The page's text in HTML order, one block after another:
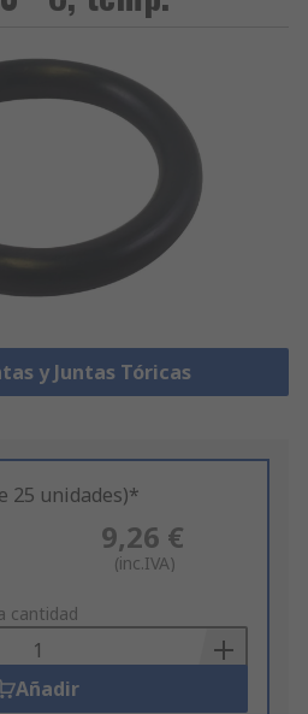
y Juntas Tóricas
25 unidades)*
9,26 €
(inc.IVA)
cantidad
Añadir